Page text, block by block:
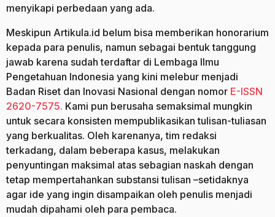
menyikapi perbedaan yang ada.
Meskipun Artikula.id belum bisa memberikan honorarium
kepada para penulis, namun sebagai bentuk tanggung
jawab karena sudah terdaftar di Lembaga Ilmu
Pengetahuan Indonesia yang kini melebur menjadi
Badan Riset dan Inovasi Nasional dengan nomor E-ISSN
2620-7575. Kami pun berusaha semaksimal mungkin
untuk secara konsisten mempublikasikan tulisan-tuliasan
yang berkualitas. Oleh karenanya, tim redaksi
terkadang, dalam beberapa kasus, melakukan
penyuntingan maksimal atas sebagian naskah dengan
tetap mempertahankan substansi tulisan –setidaknya
agar ide yang ingin disampaikan oleh penulis menjadi
mudah dipahami oleh para pembaca.